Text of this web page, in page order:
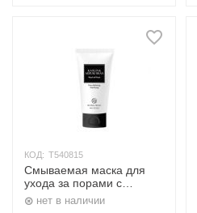
КОД: T540815
Cмываемая маска для
ухода за порами с
каолином и бобами
Адзуки 60 мл. RODA ROJI
нет в наличии